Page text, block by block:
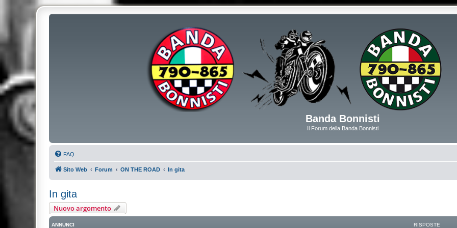
Banda Bonnisti
Il Forum della Banda Bonnisti
FAQ
Sito Web Forum ON THE ROAD In gita
In gita
Nuovo argomento
ANNUNCI RISPOSTE